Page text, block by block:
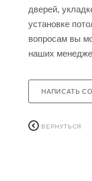
дверей,
установке
вопросам вы
наших
НАПИСАТЬ
ВЕРНУТЬСЯ